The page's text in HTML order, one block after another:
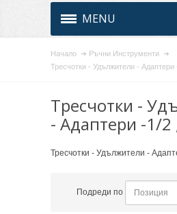
MENU
Начало
Ръчни Инструменти
Тресчотки - Удължители - Адаптери
Тресчотки -
- Адаптери -1/2
Тресчотки - Удължители -
Подреди по